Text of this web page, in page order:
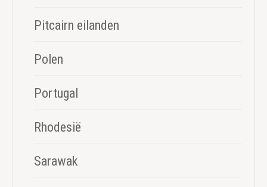
Pitcairn eilanden
Polen
Portugal
Rhodesië
Sarawak